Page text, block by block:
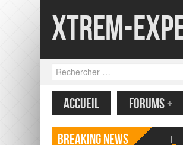
Xtrem-
Rechercher
MENU
CONTENU PRINCIPAL
ACCUEIL FORUMS+
Breaking News